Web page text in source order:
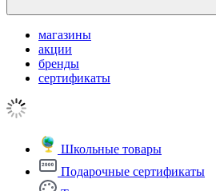
магазины
акции
бренды
сертификаты
Школьные товары
Подарочные сертификаты